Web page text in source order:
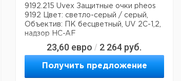
9192.215 Uvex Защитные очки pheos
9192 Цвет: светло-серый / серый,
Объектив: ПК бесцветный, UV 2C-1,2,
надзор HC-AF
23,60 евро / 2 264 руб.
Получить предложение